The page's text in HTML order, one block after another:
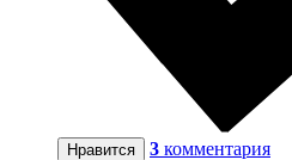
Нравится 3 комментария